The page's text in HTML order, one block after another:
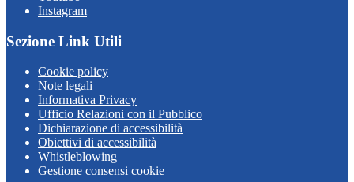
Instagram
Sezione Link Utili
Cookie policy
Note legali
Informativa Privacy
Ufficio Relazioni con il Pubblico
Dichiarazione di accessibilità
Obiettivi di accessibilità
Whistleblowing
Gestione consensi cookie